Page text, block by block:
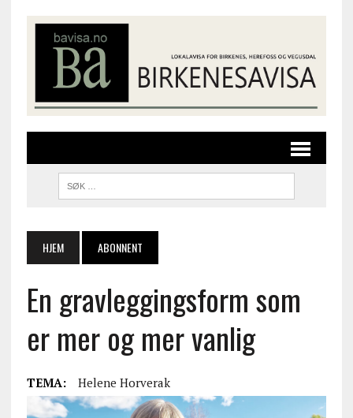
HJEM ABONNENT
En gravleggingsform som
er mer og mer vanlig
TEMA: Helene Horverak